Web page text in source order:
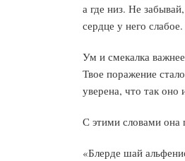
а где низ. Не
сердце у него
Ум и смекалка
Твое поражение
уверена, что так оно
С этими словами она
«Блерде шай